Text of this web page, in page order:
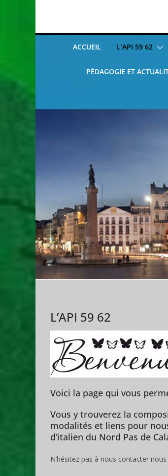
ACCUEIL L’API 59 62
PÉDAGOGIE ET
L’API 59 62
Voici la page qui vous
Vous y trouverez la
modalités et liens pour
d’italien du Nord Pas de
N’hésitez pas à nous contacter